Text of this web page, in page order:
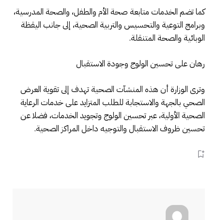
كما تضم الخدمات متابعة صحة الأم والطفل، والصحة المدرسية،
وبرامج التوعية والتحسيس والتربية الصحية، إلى جانب اليقظة
الوبائية والصحة المتنقلة.
رهان على تحسين الولوج وجودة الاستقبال
وترى الوزارة أن هذه المنشآت الصحية تهدف إلى تقوية العرض
الصحي بالجهة والاستجابة للطلب المتزايد على خدمات الرعاية
الصحية الأولية، عبر تحسين الولوج وتجويد الخدمات، فضلا عن
تحسين ظروف الاستقبال والتوجيه داخل المراكز الصحية.